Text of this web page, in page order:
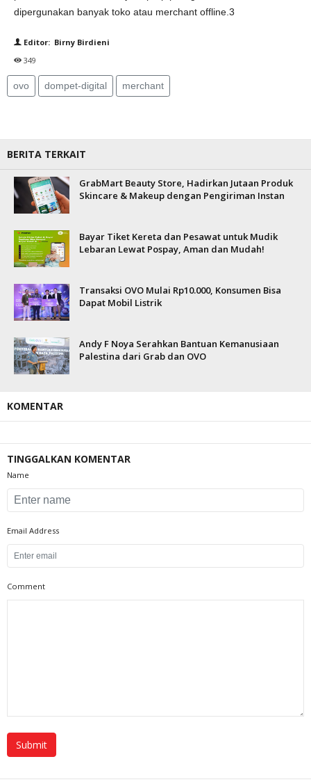
dipergunakan banyak toko atau merchant offline.3
Editor: Birny Birdieni
349
ovo dompet-digital merchant
BERITA TERKAIT
GrabMart Beauty Store, Hadirkan Jutaan Produk
Skincare & Makeup dengan Pengiriman Instan
Bayar Tiket Kereta dan Pesawat untuk Mudik
Lebaran Lewat Pospay, Aman dan Mudah!
Transaksi OVO Mulai Rp10.000, Konsumen Bisa
Dapat Mobil Listrik
Andy F Noya Serahkan Bantuan Kemanusiaan
Palestina dari Grab dan OVO
KOMENTAR
TINGGALKAN KOMENTAR
Name
Email Address
Comment